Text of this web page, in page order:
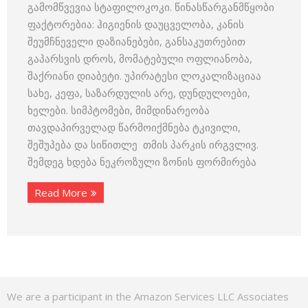
გამომწვევია სტაფილოკოკი. წინასწარგანმწყობი
ფაქტორებია: ჰიგიენის დაუცველობა, კანის
შეუმჩნეველი დაზიანებები, განსაკუთრებით
გაპარსვის დროს, მომატებული ოფლიანობა,
შაქრიანი დიაბეტი. უპირატესი ლოკალიზაციაა
სახე, კეფა, საზარდულის არე, დუნდულოები,
ხელები. სიმპტომები, მიმდინარეობა
თავდაპირველად წარმოიქმნება ტკივილი,
შეშუპება და სიწითლე თმის პარკის ირგვლივ.
შემდეგ ხდება ნეკროზული ზონის ფორმირება
Read More
We are a participant in the Amazon Services LLC Associates